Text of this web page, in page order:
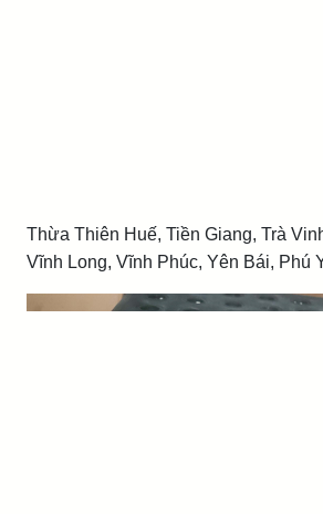
Thừa Thiên Huế, Tiền Giang, Trà
Vĩnh Long, Vĩnh Phúc, Yên Bái, Phú